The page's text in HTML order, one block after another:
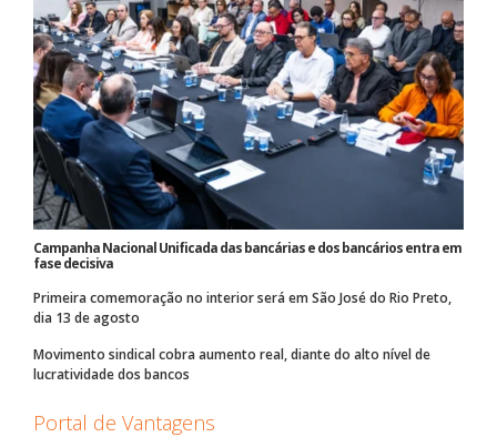
Campanha Nacional Unificada das bancárias e dos bancários entra em
fase decisiva
Primeira comemoração no interior será em São José do Rio Preto,
dia 13 de agosto
Movimento sindical cobra aumento real, diante do alto nível de
lucratividade dos bancos
Portal de Vantagens